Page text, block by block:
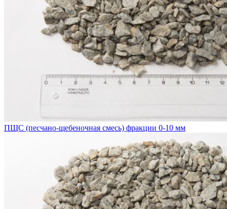
ПЩС (песчано-щебеночная смесь) фракции 0-10 мм